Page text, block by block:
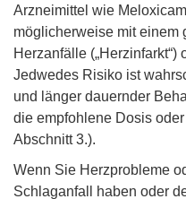
Arzneimittel wie
möglicherweise mit einem
Herzanfälle
Jedwedes Risiko ist
und länger dauernder
die empfohlene Dosis
Abschnitt 3.).
Wenn Sie Herzprobleme
Schlaganfall haben oder